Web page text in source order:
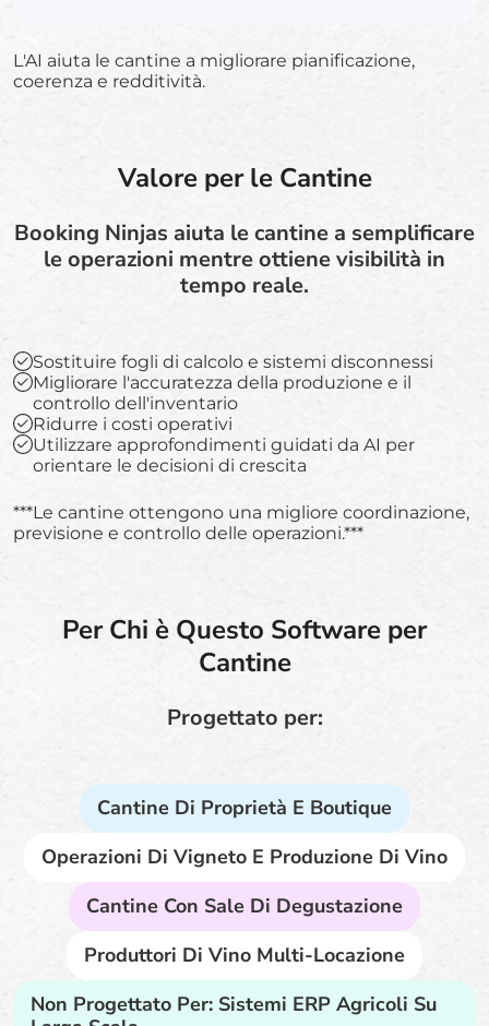
L'AI aiuta le cantine a migliorare pianificazione,
coerenza e redditività.
Valore per le Cantine
Booking Ninjas aiuta le cantine a semplificare
le operazioni mentre ottiene visibilità in
tempo reale.
Sostituire fogli di calcolo e sistemi disconnessi
Migliorare l'accuratezza della produzione e il
controllo dell'inventario
Ridurre i costi operativi
Utilizzare approfondimenti guidati da AI per
orientare le decisioni di crescita
***Le cantine ottengono una migliore coordinazione,
previsione e controllo delle operazioni.***
Per Chi è Questo Software per
Cantine
Progettato per:
Cantine Di Proprietà E Boutique
Operazioni Di Vigneto E Produzione Di Vino
Cantine Con Sale Di Degustazione
Produttori Di Vino Multi-Locazione
Non Progettato Per: Sistemi ERP Agricoli Su